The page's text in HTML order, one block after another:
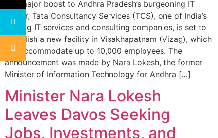
In a major boost to Andhra Pradesh’s burgeoning IT
sector, Tata Consultancy Services (TCS), one of India’s
leading IT services and consulting companies, is set to
establish a new facility in Visakhapatnam (Vizag), which
will accommodate up to 10,000 employees. The
announcement was made by Nara Lokesh, the former
Minister of Information Technology for Andhra […]
Minister Nara Lokesh
Leaves Davos Seeking
Jobs, Investments, and